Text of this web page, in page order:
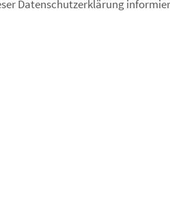
Datenschutzerklärung